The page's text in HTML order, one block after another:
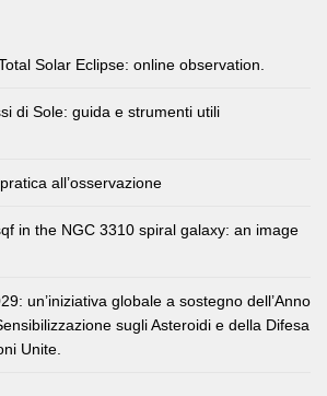
Solar Eclipse: online observation.
di Sole: guida e strumenti utili
all’osservazione
in the NGC 3310 spiral galaxy: an image
un’iniziativa globale a sostegno dell’Anno
sugli Asteroidi e della Difesa
Unite.